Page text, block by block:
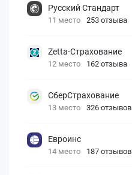
Русский Стандарт
11 место 253 отзыва
Zetta-Страхование
12 место 162 отзыва
СберСтрахование
13 место 326 отзывов
Евроинс
14 место 187 отзывов